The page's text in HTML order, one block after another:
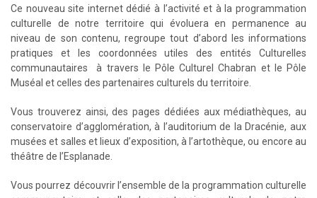
Ce nouveau site internet dédié à l’activité et à la programmation
culturelle de notre territoire qui évoluera en permanence au
niveau de son contenu, regroupe tout d’abord les informations
pratiques et les coordonnées utiles des entités Culturelles
communautaires à travers le Pôle Culturel Chabran et le Pôle
Muséal et celles des partenaires culturels du territoire.
Vous trouverez ainsi, des pages dédiées aux médiathèques, au
conservatoire d’agglomération, à l’auditorium de la Dracénie, aux
musées et salles et lieux d’exposition, à l’artothèque, ou encore au
théâtre de l’Esplanade.
Vous pourrez découvrir l’ensemble de la programmation culturelle